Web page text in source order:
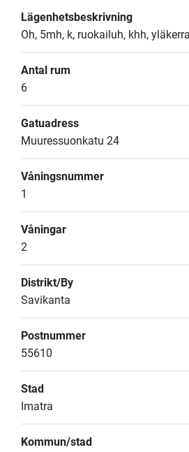
Lägenhetsbeskrivning
Oh, 5mh, k, ruokailuh, khh,
Antal rum
6
Gatuadress
Muuressuonkatu 24
Våningsnummer
1
Våningar
2
Distrikt/By
Savikanta
Postnummer
55610
Stad
Imatra
Kommun/stad